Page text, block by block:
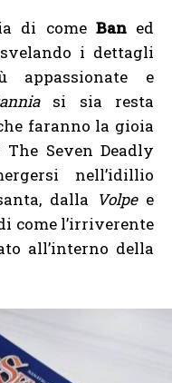
di come Baned
i dettagli
appassionate e
si sia resta
faranno la gioia
Seven Deadly
nell’idillio
dalla Volpee
come l’irriverente
all’interno della